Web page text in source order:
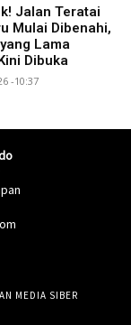
Jalan Teratai
Mulai Dibenahi,
Lama
Dibuka
-10:37
MEDIA SIBER